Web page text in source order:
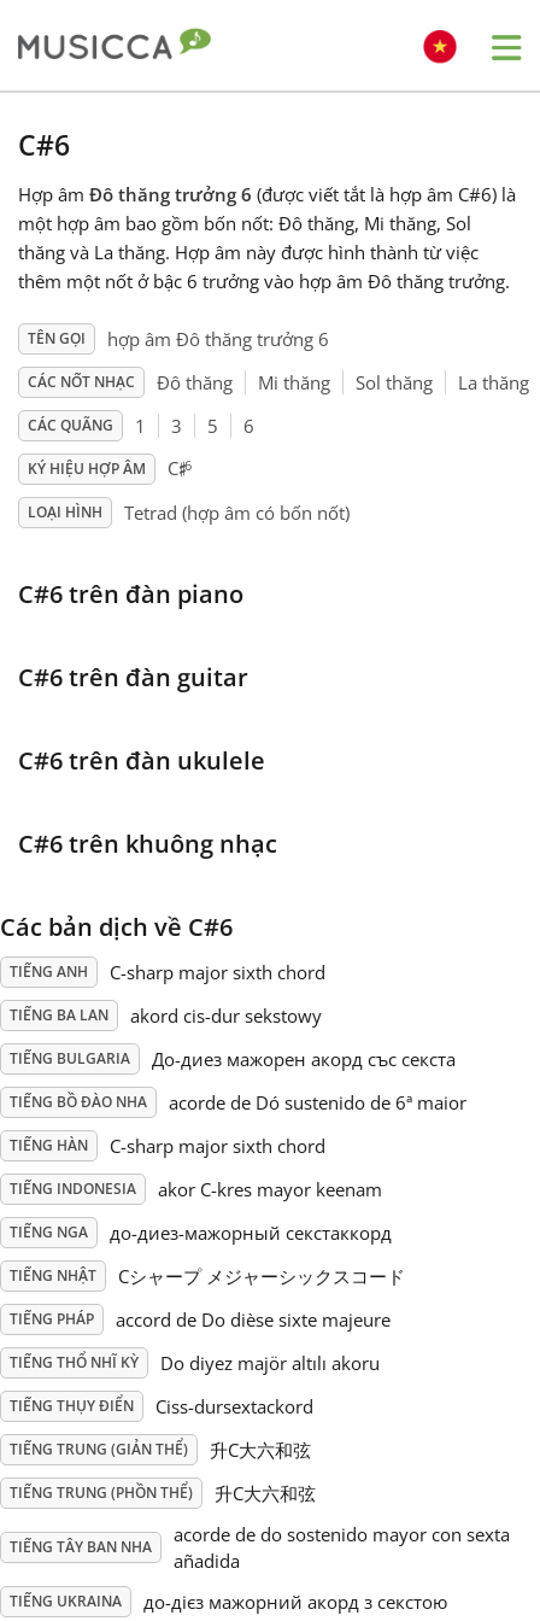
Български
Dansk
Deutsch
English
Español
Français
한국어
Polski
Português
Русский
Svenska
Tiếng Việt
Türkçe
Українська
简体中文
繁體中文
C#6
Hợp âm Đô thăng trưởng 6 (được viết tắt là hợp âm C#6) là
một hợp âm bao gồm bốn nốt: Đô thăng, Mi thăng, Sol
thăng và La thăng. Hợp âm này được hình thành từ việc
thêm một nốt ở bậc 6 trưởng vào hợp âm Đô thăng trưởng.
TÊN GỌI hợp âm Đô thăng trưởng 6
CÁC NỐT NHẠC Đô thăng Mi thăng Sol thăng La thăng
CÁC QUÃNG 1 3 5 6
KÝ HIỆU HỢP ÂM C♯6
LOẠI HÌNH Tetrad (hợp âm có bốn nốt)
C#6 trên đàn piano
C#6 trên đàn guitar
C#6 trên đàn ukulele
C#6 trên khuông nhạc
Các bản dịch về C#6
TIẾNG ANH C-sharp major sixth chord
TIẾNG BA LAN akord cis-dur sekstowy
TIẾNG BULGARIA До-диез мажорен акорд със секста
TIẾNG BỒ ĐÀO NHA acorde de Dó sustenido de 6ª maior
TIẾNG HÀN C-sharp major sixth chord
TIẾNG INDONESIA akor C-kres mayor keenam
TIẾNG NGA до-диез-мажорный секстаккорд
TIẾNG NHẬT Cシャープ メジャーシックスコード
TIẾNG PHÁP accord de Do dièse sixte majeure
TIẾNG THỔ NHĨ KỲ Do diyez majör altılı akoru
TIẾNG THỤY ĐIỂN Ciss-dursextackord
TIẾNG TRUNG (GIẢN THỂ) 升C大六和弦
TIẾNG TRUNG (PHỒN THỂ) 升C大六和弦
TIẾNG TÂY BAN NHA
acorde de do sostenido mayor con sexta
añadida
TIẾNG UKRAINA до-дієз мажорний акорд з секстою